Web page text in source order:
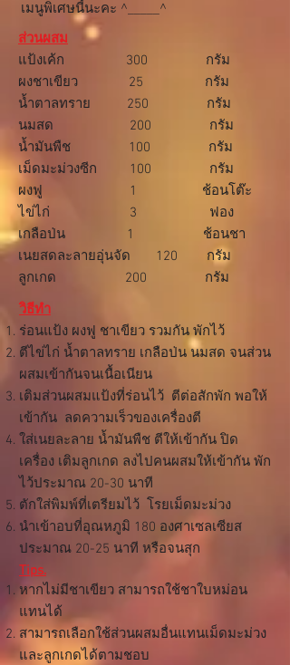
ส่วนผสม
แป้งเค้ก 300 กรัม
ผงชาเขียว 25 กรัม
น้ำตาลทราย 250 กรัม
นมสด 200 กรัม
น้ำมันพืช 100 กรัม
เม็ดมะม่วงซีก 100 กรัม
ผงฟู 1 ช้อนโต๊ะ
ไข่ไก่ 3 ฟอง
เกลือป่น 1 ช้อนชา
เนยสดละลายอุ่นจัด 120 กรัม
ลูกเกด 200 กรัม
วิธีทำ
ร่อนแป้ง ผงฟู ชาเขียว รวมกัน พักไว้
ตีไข่ไก่ น้ำตาลทราย เกลือป่น นมสด จนส่วน
ผสมเข้ากันจนเนื้อเนียน
เติมส่วนผสมแป้งที่ร่อนไว้ ตีต่อสักพัก พอให้
เข้ากัน ลดความเร็วของเครื่องตี
ใส่เนยละลาย น้ำมันพืช ตีให้เข้ากัน ปิด
เครื่อง เติมลูกเกด ลงไปคนผสมให้เข้ากัน พัก
ไว้ประมาณ 20-30 นาที
ตักใส่พิมพ์ที่เตรียมไว้ โรยเม็ดมะม่วง
นำเข้าอบที่อุณหภูมิ 180 องศาเซลเซียส
ประมาณ 20-25 นาที หรือจนสุก
Tips.
หากไม่มีชาเขียว สามารถใช้ชาใบหม่อน
แทนได้
สามารถเลือกใช้ส่วนผสมอื่นแทนเม็ดมะม่วง
และลูกเกดได้ตามชอบ
เมนูพิเศษนี้นะคะ ^_____^